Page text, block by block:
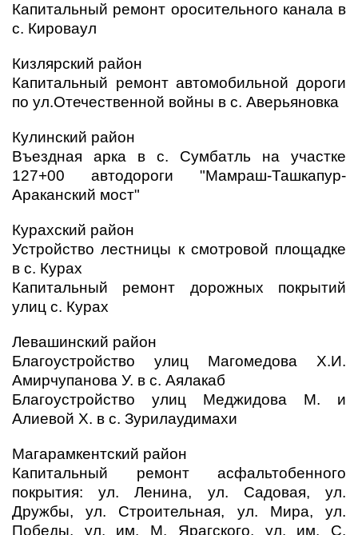
Капитальный ремонт оросительного канала в
с. Кироваул
Кизлярский район
Капитальный ремонт автомобильной дороги
по ул.Отечественной войны в с. Аверьяновка
Кулинский район
Въездная арка в с. Сумбатль на участке
127+00 автодороги "Мамраш-Ташкапур-
Араканский мост"
Курахский район
Устройство лестницы к смотровой площадке
в с. Курах
Капитальный ремонт дорожных покрытий
улиц с. Курах
Левашинский район
Благоустройство улиц Магомедова Х.И.
Амирчупанова У. в с. Аялакаб
Благоустройство улиц Меджидова М. и
Алиевой Х. в с. Зурилаудимахи
Магарамкентский район
Капитальный ремонт асфальтобенного
покрытия: ул. Ленина, ул. Садовая, ул.
Дружбы, ул. Строительная, ул. Мира, ул.
Победы, ул. им. М. Ярагского, ул. им. С.